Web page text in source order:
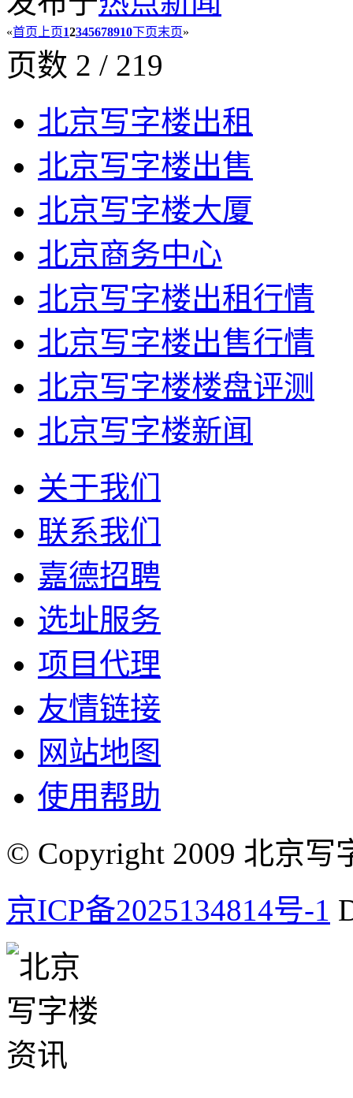
«首页 上页12345678910下页末页»
页数 2 / 219
北京写字楼出租
北京写字楼出售
北京写字楼大厦
北京商务中心
北京写字楼出租行情
北京写字楼出售行情
北京写字楼楼盘评测
北京写字楼新闻
关于我们
联系我们
嘉德招聘
选址服务
项目代理
友情链接
网站地图
使用帮助
© Copyright 2009 北京写
京ICP备2025134814号-1